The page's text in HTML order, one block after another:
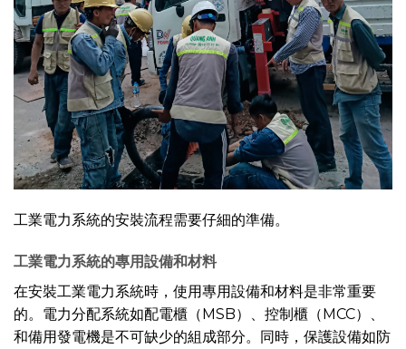
工業電力系統的安裝流程需要仔細的準備。
工業電力系統的專用設備和材料
在安裝工業電力系統時，使用專用設備和材料是非常重要
的。電力分配系統如配電櫃（MSB）、控制櫃（MCC）、
和備用發電機是不可缺少的組成部分。同時，保護設備如防